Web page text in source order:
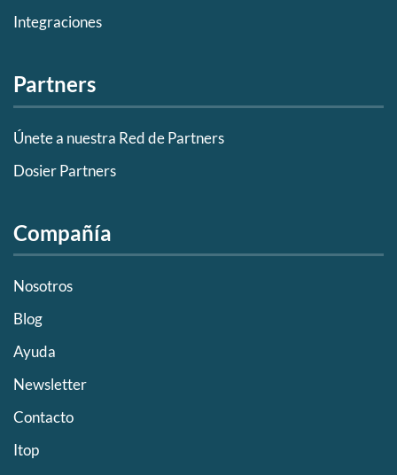
Integraciones
Partners
Únete a nuestra Red de Partners
Dosier Partners
Compañía
Nosotros
Blog
Ayuda
Newsletter
Contacto
Itop